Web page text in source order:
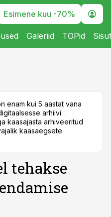
Esimene kuu -70%
Galeriid TOPid
enam kui 5 aastat vana
arhiivi.
kaasajasta arhiveeritud
kaasaegsete
tehakse